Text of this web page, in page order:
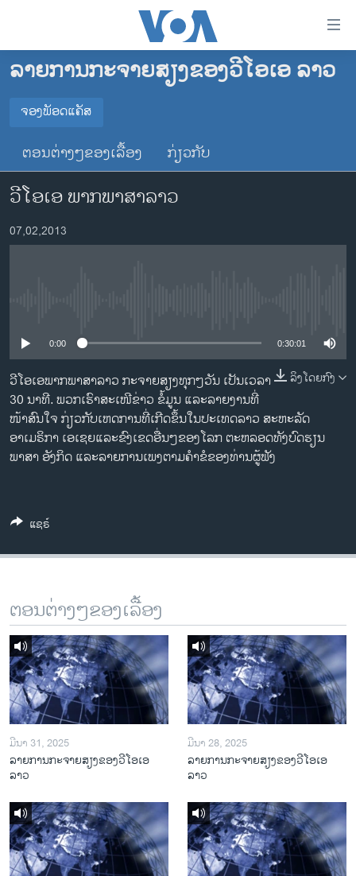
ເຂົ້າ
ຂ້າມ
ໄປ
ຫາ
ຊອກ
ຄົ້ນ
ໂຮມເພຈ
ລາວ
ອາເມຣິກາ
ການເລືອກຕັ້ງ ປະທານາທີບໍດີ ສະຫະລັດ 2024
ຂ່າວ​ຈີນ
ໂລກ
ຊຸມຊົນຊາວລາວ
ວິທະຍາສາດ-ເທັກໂນໂລຈີ
ທຸລະກິດ
ພາສາອັງກິດ
ວີດີໂອ
ຕິດຕາມພວກເຮົາ ທີ່
ພາສາຕ່າງໆ
ລາຍການກະຈາຍສຽງຂອງວີໂອເອ ລາວ
ຈອງພັອດແຄັສ
ຈອງພັອດແຄັສ
ຕອນຕ່າງໆຂອງເລື້ອງ ກ່ຽວກັບ
ວີໂອເອ ພາກພາສາລາວ
07,02,2013
0:00 0:30:01
ລິງໂດຍກົງ
ວີໂອເອພາກພາສາລາວ ກະຈາຍສຽງທຸກໆວັນ ເປັນເວລາ
30 ນາທີ. ພວກເຮົາສະເໜີຂ່າວ ຂໍ້ມູນ ແລະລາຍງານທີ່
ໜ້າສົນໃຈ ກ່ຽວກັບເຫດການທີ່ເກີດຂຶ້ນໃນປະເທດລາວ ສະຫະລັດ
ອາເມຣິກາ ເອເຊຍແລະຂົງເຂດອື່ນໆຂອງໂລກ ຕະຫລອດທັງບົດຮຽນ
ພາສາ ອັງກິດ ແລະລາຍການເພງຕາມຄຳຂໍຂອງທ່ານຜູ້ຟັງ
ແຊຣ໌
ຕອນຕ່າງໆຂອງເລື້ອງ
ມີນາ 31, 2025
ລາຍການກະຈາຍສຽງຂອງວີໂອເອ
ລາວ
ມີນາ 28, 2025
ລາຍການກະຈາຍສຽງຂອງວີໂອເອ
ລາວ